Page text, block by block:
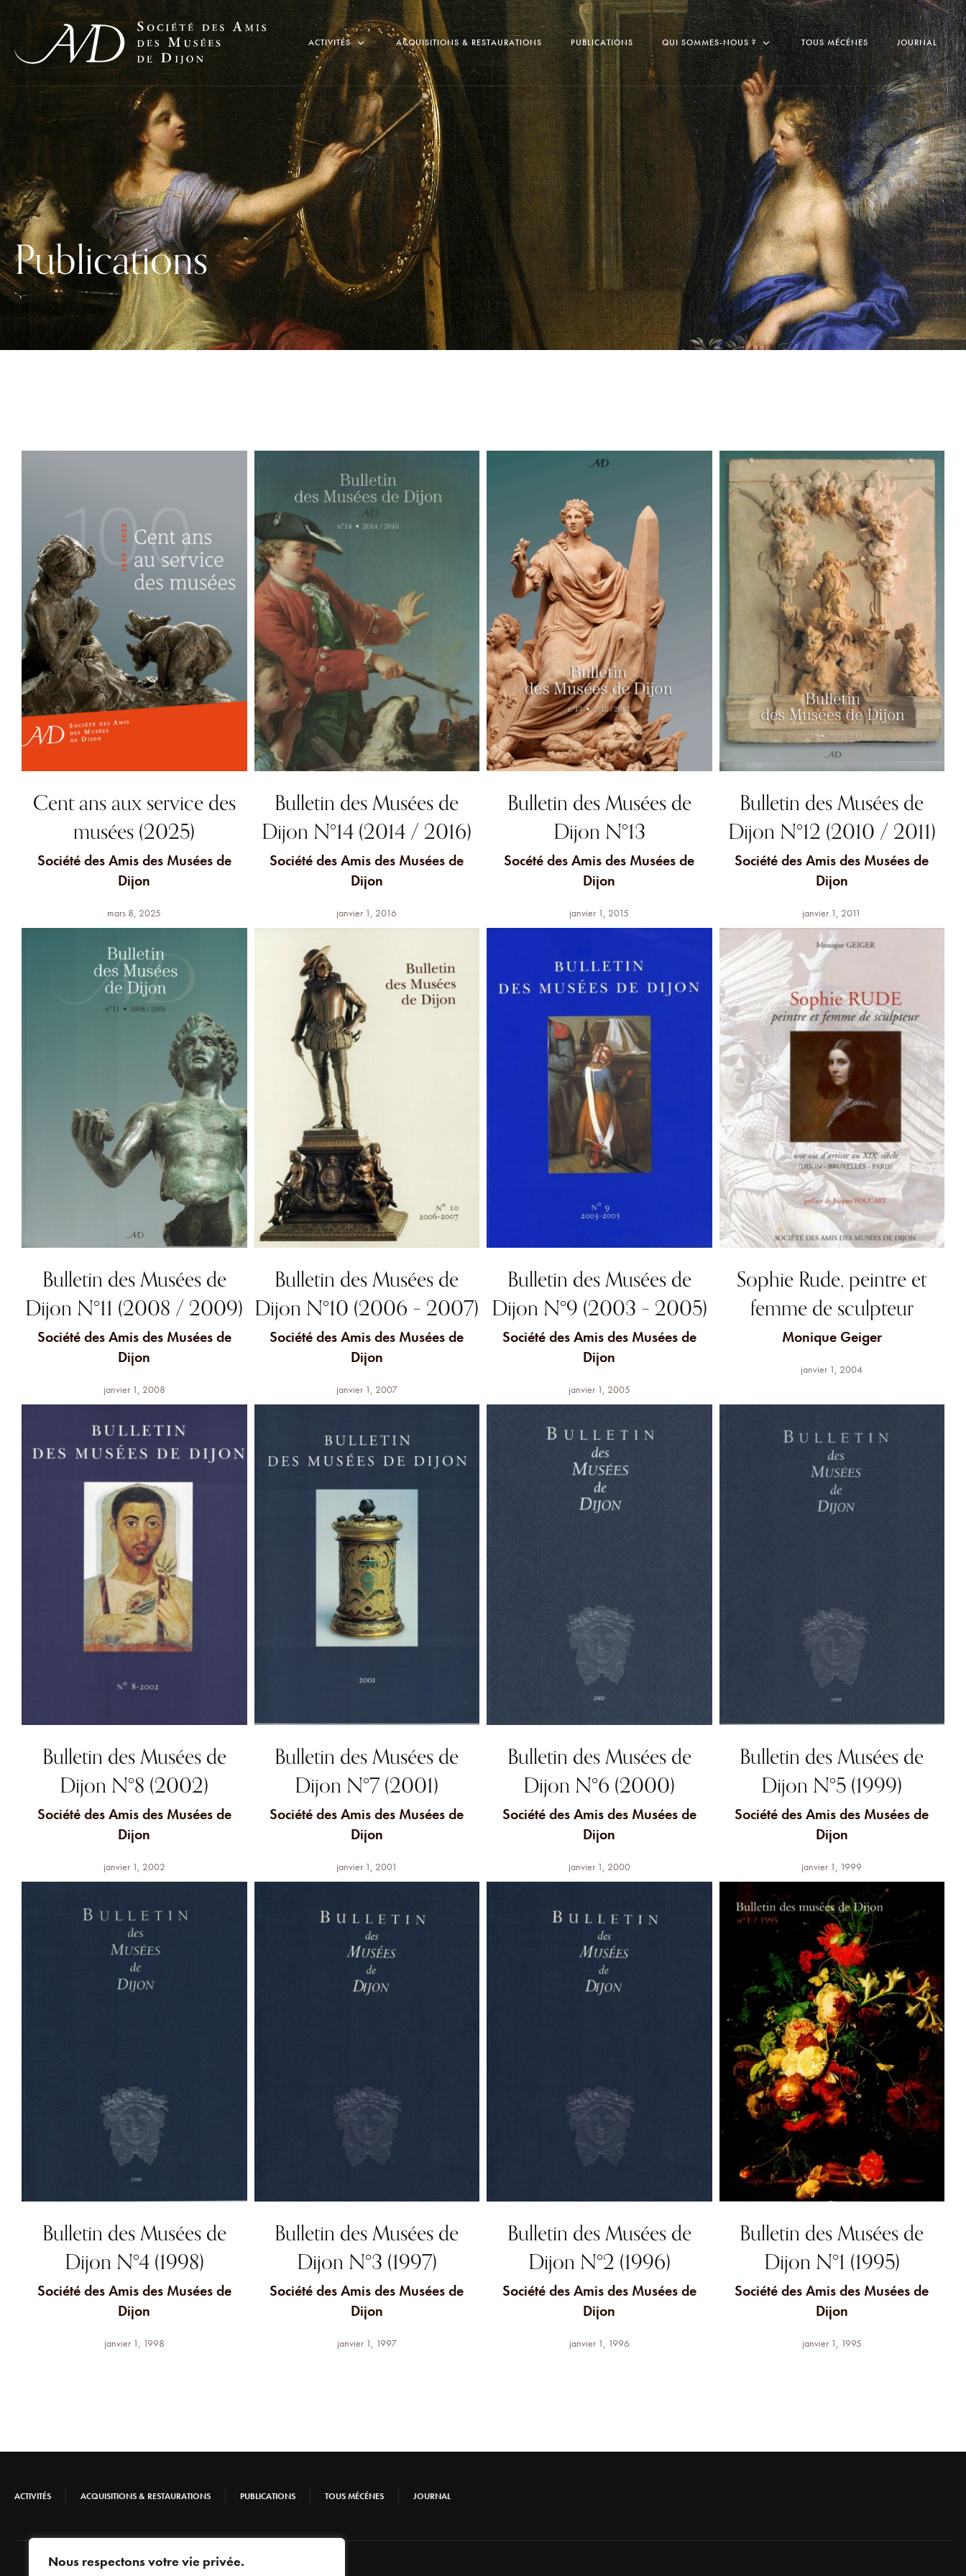
Nous respectons votre vie privée.
ACTIVITÉS ACQUISITIONS & RESTAURATIONS PUBLICATIONS QUI SOMMES-NOUS ? TOUS MÉCÉNES JOURNAL
Publications
Cent ans aux service des
musées (2025)
Société des Amis des Musées de
Dijon
mars 8, 2025
Bulletin des Musées de
Dijon N°14 (2014 / 2016)
Société des Amis des Musées de
Dijon
janvier 1, 2016
Bulletin des Musées de
Dijon N°13
Socété des Amis des Musées de
Dijon
janvier 1, 2015
Bulletin des Musées de
Dijon N°12 (2010 / 2011)
Société des Amis des Musées de
Dijon
janvier 1, 2011
Bulletin des Musées de
Dijon N°11 (2008 / 2009)
Société des Amis des Musées de
Dijon
janvier 1, 2008
Bulletin des Musées de
Dijon N°10 (2006 – 2007)
Société des Amis des Musées de
Dijon
janvier 1, 2007
Bulletin des Musées de
Dijon N°9 (2003 – 2005)
Société des Amis des Musées de
Dijon
janvier 1, 2005
Sophie Rude, peintre et
femme de sculpteur
Monique Geiger
janvier 1, 2004
Bulletin des Musées de
Dijon N°8 (2002)
Société des Amis des Musées de
Dijon
janvier 1, 2002
Bulletin des Musées de
Dijon N°7 (2001)
Société des Amis des Musées de
Dijon
janvier 1, 2001
Bulletin des Musées de
Dijon N°6 (2000)
Société des Amis des Musées de
Dijon
janvier 1, 2000
Bulletin des Musées de
Dijon N°5 (1999)
Société des Amis des Musées de
Dijon
janvier 1, 1999
Bulletin des Musées de
Dijon N°4 (1998)
Société des Amis des Musées de
Dijon
janvier 1, 1998
Bulletin des Musées de
Dijon N°3 (1997)
Société des Amis des Musées de
Dijon
janvier 1, 1997
Bulletin des Musées de
Dijon N°2 (1996)
Société des Amis des Musées de
Dijon
janvier 1, 1996
Bulletin des Musées de
Dijon N°1 (1995)
Société des Amis des Musées de
Dijon
janvier 1, 1995
ACTIVITÉS ACQUISITIONS & RESTAURATIONS PUBLICATIONS TOUS MÉCÉNES JOURNAL